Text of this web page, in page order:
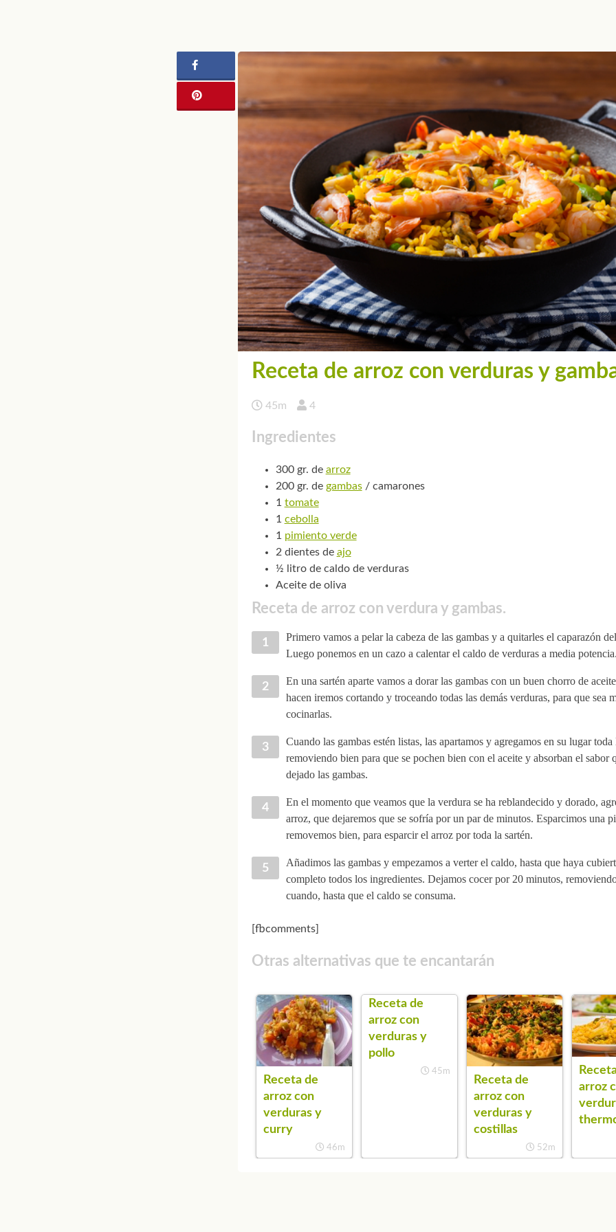
Receta de arroz con verduras y
45m 4
Ingredientes
300 gr. de arroz
200 gr. de gambas/ camarones
1 tomate
1 cebolla
1 pimiento verde
2 dientes de ajo
½ litro de caldo de verduras
Aceite de oliva
Receta de arroz con verdura y gambas.
Primero vamos a pelar la cabeza de las gambas y a quitarles el caparazón
Luego ponemos en un cazo a calentar el caldo de verduras a media
En una sartén aparte vamos a dorar las gambas con un buen chorro de
hacen iremos cortando y troceando todas las demás verduras, para que sea
cocinarlas.
Cuando las gambas estén listas, las apartamos y agregamos en su lugar
removiendo bien para que se pochen bien con el aceite y absorban el sabor
dejado las gambas.
En el momento que veamos que la verdura se ha reblandecido y dorado,
arroz, que dejaremos que se sofría por un par de minutos. Esparcimos una
removemos bien, para esparcir el arroz por toda la sartén.
Añadimos las gambas y empezamos a verter el caldo, hasta que haya
completo todos los ingredientes. Dejamos cocer por 20 minutos,
cuando, hasta que el caldo se consuma.
[fbcomments]
Otras alternativas que te encantarán
Receta de
arroz con
verduras y
curry
46m
Receta de
arroz con
verduras y
pollo
45m
Receta de
arroz con
verduras y
costillas
52m
arroz